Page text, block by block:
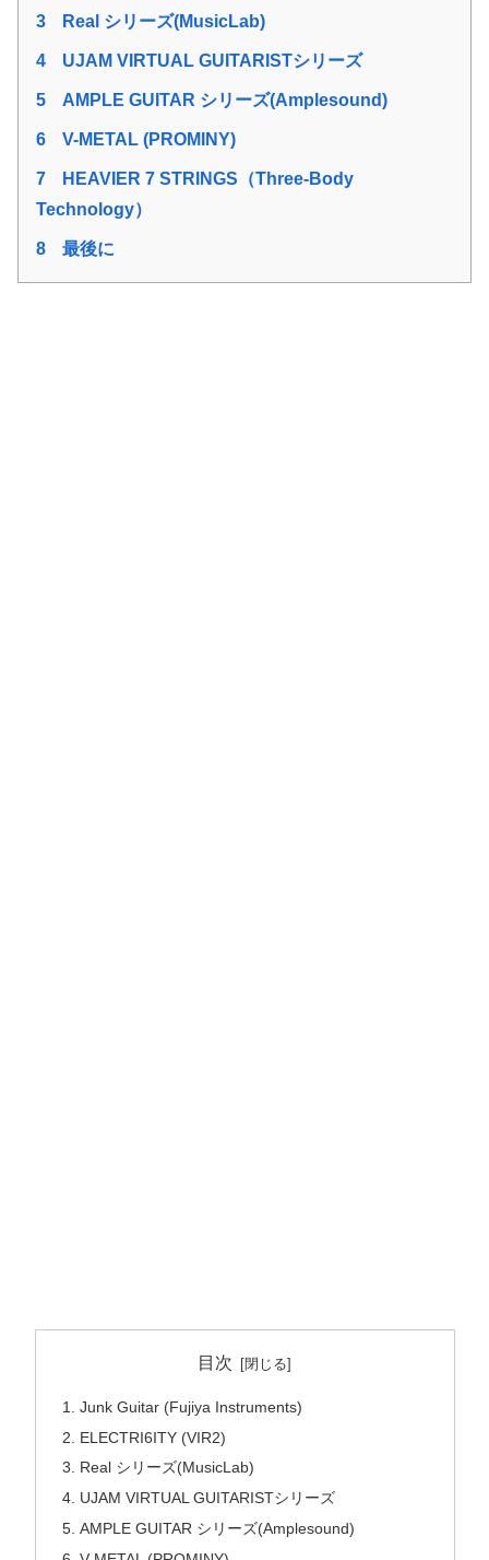
3 Real シリーズ(MusicLab)
4 UJAM VIRTUAL GUITARISTシリーズ
5 AMPLE GUITAR シリーズ(Amplesound)
6 V-METAL (PROMINY)
7
HEAVIER 7 STRINGS（Three-Body
Technology）
8 最後に
目次
Junk Guitar (Fujiya Instruments)
ELECTRI6ITY (VIR2)
Real シリーズ(MusicLab)
UJAM VIRTUAL GUITARISTシリーズ
AMPLE GUITAR シリーズ(Amplesound)